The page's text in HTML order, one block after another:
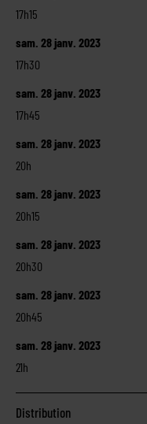
17h15
sam. 28 janv. 2023
17h30
sam. 28 janv. 2023
17h45
sam. 28 janv. 2023
20h
sam. 28 janv. 2023
20h15
sam. 28 janv. 2023
20h30
sam. 28 janv. 2023
20h45
sam. 28 janv. 2023
21h
Distribution